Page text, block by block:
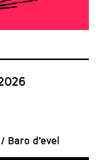
Baro d’evel